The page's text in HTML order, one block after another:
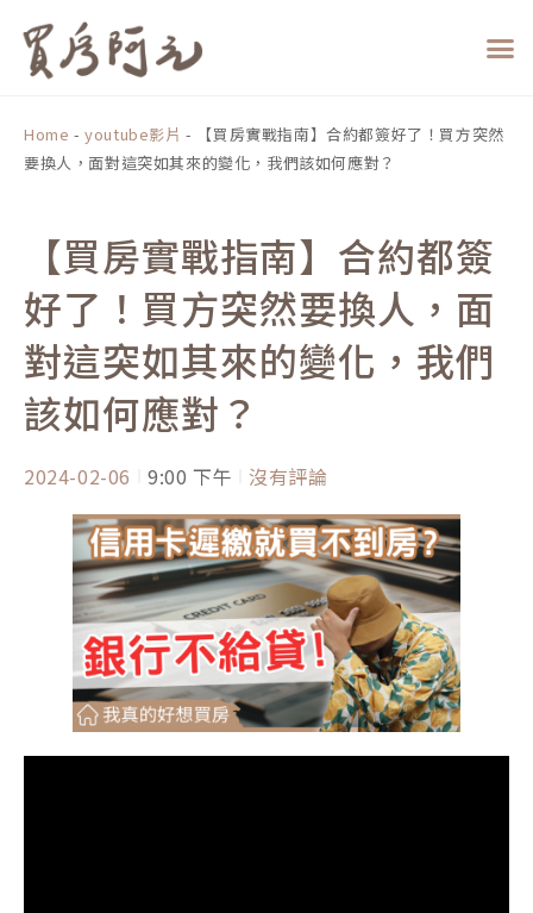
Home -youtube影片 -
【買房實戰指南】合約都簽好了！買方突然
要換人，面對這突如其來的變化，我們該如何應對？
【買房實戰指南】合約都簽
好了！買方突然要換人，面
對這突如其來的變化，我們
該如何應對？
2024-02-06 9:00 下午 沒有評論